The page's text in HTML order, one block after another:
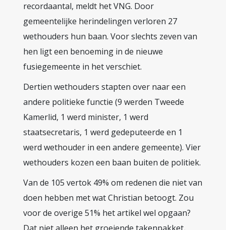
recordaantal, meldt het VNG. Door
gemeentelijke herindelingen verloren 27
wethouders hun baan. Voor slechts zeven van
hen ligt een benoeming in de nieuwe
fusiegemeente in het verschiet.
Dertien wethouders stapten over naar een
andere politieke functie (9 werden Tweede
Kamerlid, 1 werd minister, 1 werd
staatsecretaris, 1 werd gedeputeerde en 1
werd wethouder in een andere gemeente). Vier
wethouders kozen een baan buiten de politiek.
Van de 105 vertok 49% om redenen die niet van
doen hebben met wat Christian betoogt. Zou
voor de overige 51% het artikel wel opgaan?